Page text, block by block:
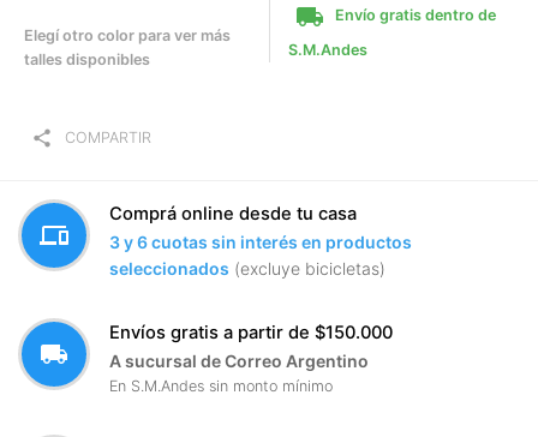
Elegí otro color para ver más
talles disponibles
local_shipping
Envío gratis dentro de
S.M.Andes
share COMPARTIR
devices
Comprá online desde tu casa
3 y 6 cuotas sin interés en productos
seleccionados (excluye bicicletas)
local_shipping
Envíos gratis a partir de $150.000
A sucursal de Correo Argentino
En S.M.Andes sin monto mínimo